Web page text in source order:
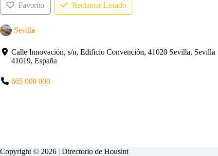
Favorito Reclamar Listado
Sevilla
Calle Innovación, s/n, Edificio Convención, 41020 Sevilla, Sevilla
41019, España
665 000 000
Copyright © 2026 | Directorio de Housint